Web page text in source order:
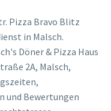
Pizza Bravo Blitz
in Malsch.
Döner & Pizza Haus
2A, Malsch,
und Bewertungen